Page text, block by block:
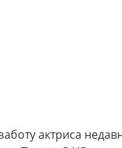
актриса